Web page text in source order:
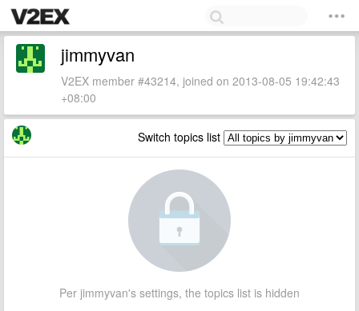
jimmyvan
V2EX member #43214, joined on 2013-08-05 19:42:43
+08:00
Switch topics list
Per jimmyvan's settings, the topics list is hidden